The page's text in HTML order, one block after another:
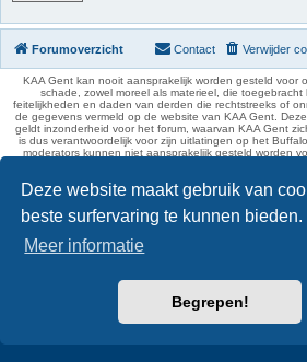
Deze website maakt gebruik van
beste surfervaring te kunnen bieden.
Meer informatie
Begrepen!
Forumoverzicht Verwijder
Contact
KAA Gent kan nooit aansprakelijk worden gesteld voor
schade, zowel moreel als materieel, die
feitelijkheden en daden van derden die rechtstreeks of
de gegevens vermeld op de website van KAA Gent.
geldt inzonderheid voor het forum, waarvan KAA Gent
is dus verantwoordelijk voor zijn uitlatingen op het
moderators kunnen niet aansprakelijk gesteld worden